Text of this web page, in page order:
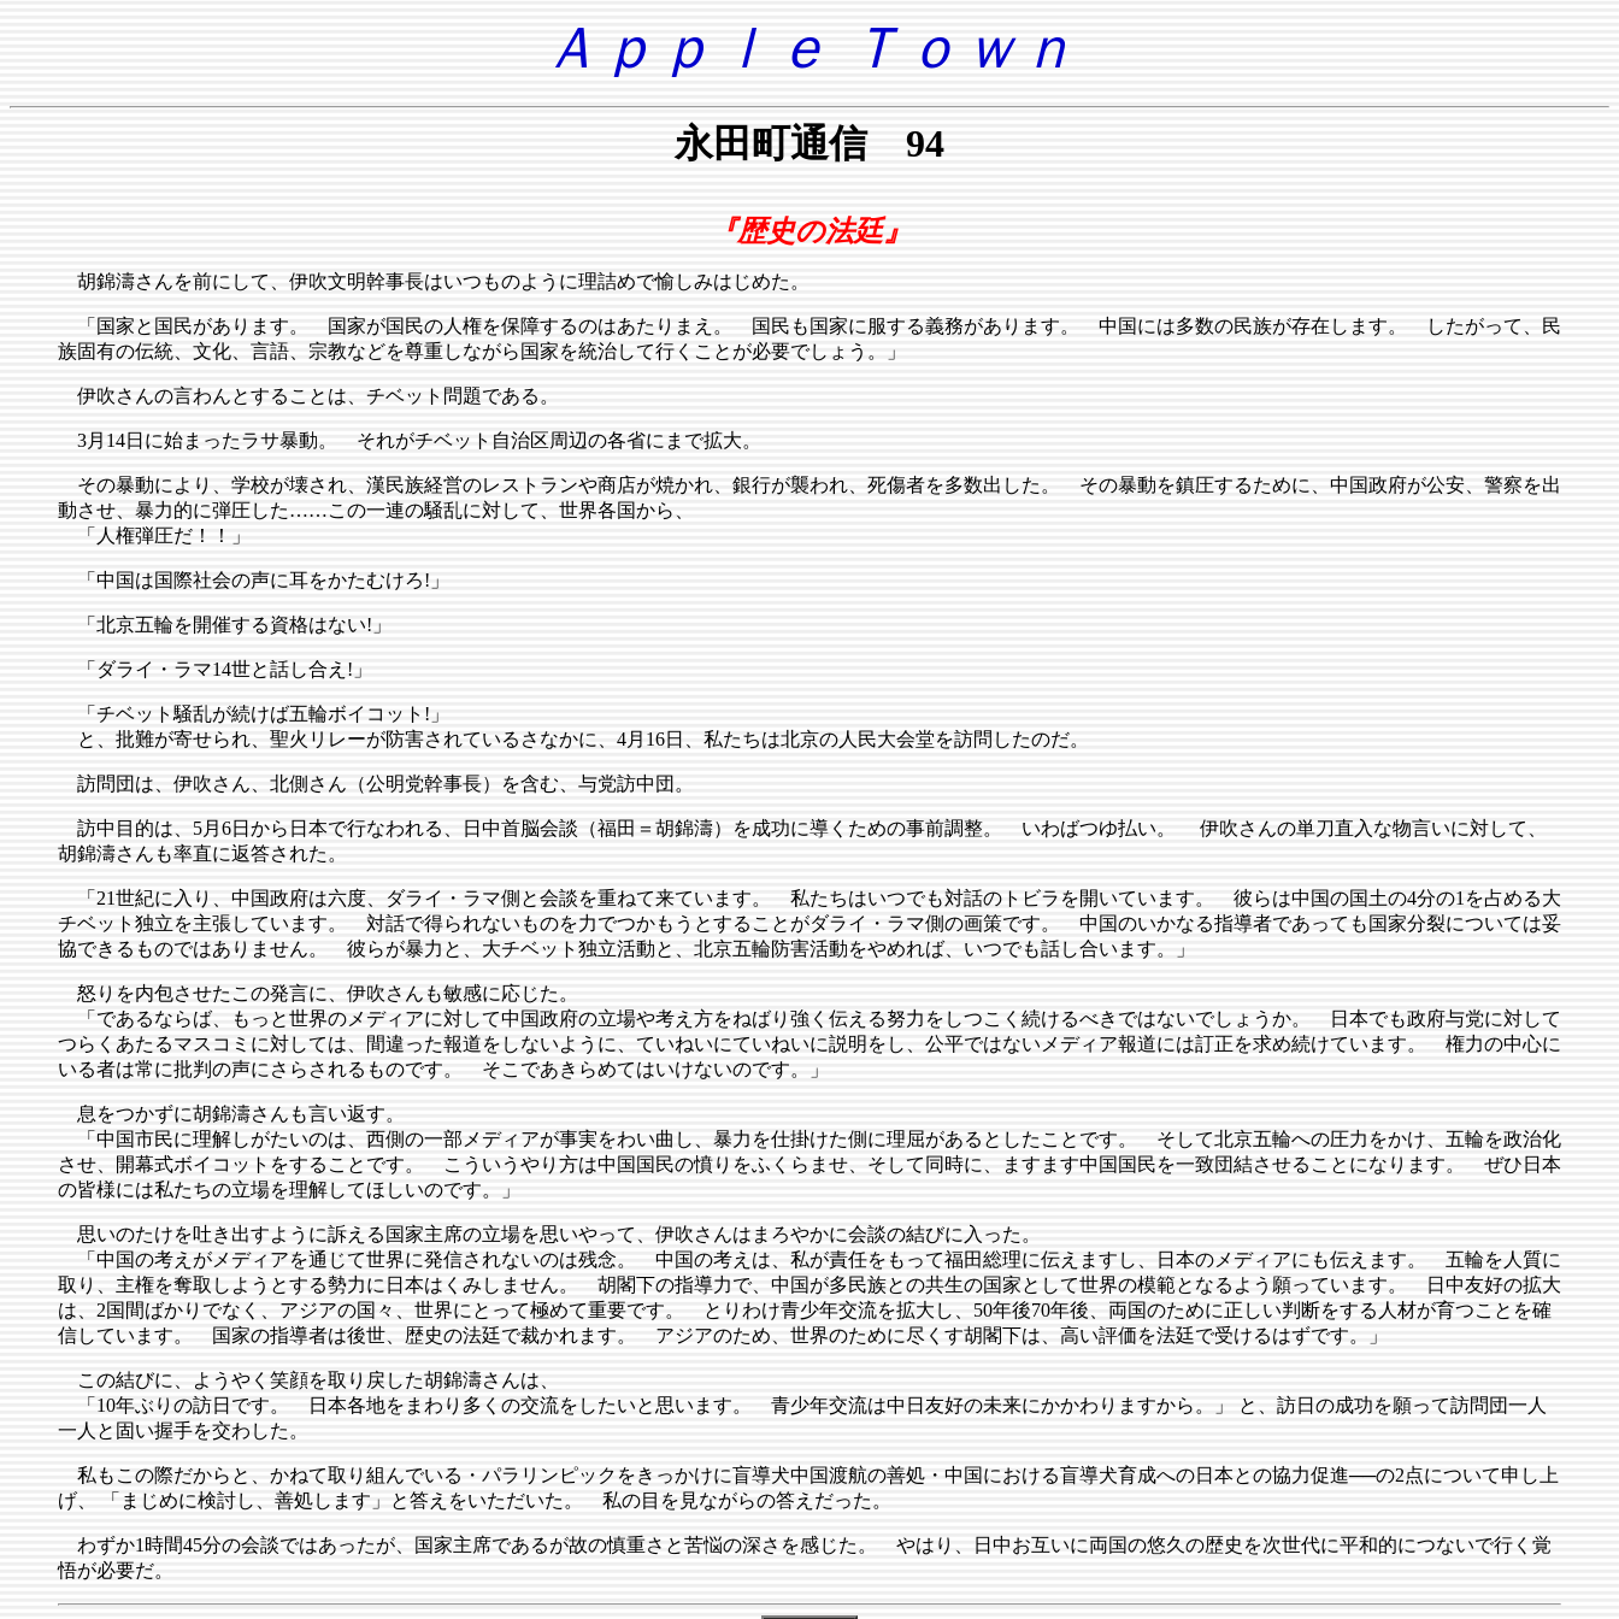
Ａｐｐｌｅ Ｔｏｗｎ
永田町通信 94
『歴史の法廷』
胡錦濤さんを前にして、伊吹文明幹事長はいつものように理詰めで愉しみはじめた。
「国家と国民があります。 国家が国民の人権を保障するのはあたりまえ。 国民も国家に服する義務があります。 中国には多数の民族が存在します。 したがって、民
族固有の伝統、文化、言語、宗教などを尊重しながら国家を統治して行くことが必要でしょう。」
伊吹さんの言わんとすることは、チベット問題である。
3月14日に始まったラサ暴動。 それがチベット自治区周辺の各省にまで拡大。
その暴動により、学校が壊され、漢民族経営のレストランや商店が焼かれ、銀行が襲われ、死傷者を多数出した。 その暴動を鎮圧するために、中国政府が公安、警察を出
動させ、暴力的に弾圧した……この一連の騒乱に対して、世界各国から、
「人権弾圧だ！！」
「中国は国際社会の声に耳をかたむけろ!」
「北京五輪を開催する資格はない!」
「ダライ・ラマ14世と話し合え!」
「チベット騒乱が続けば五輪ボイコット!」
と、批難が寄せられ、聖火リレーが防害されているさなかに、4月16日、私たちは北京の人民大会堂を訪問したのだ。
訪問団は、伊吹さん、北側さん（公明党幹事長）を含む、与党訪中団。
訪中目的は、5月6日から日本で行なわれる、日中首脳会談（福田＝胡錦濤）を成功に導くための事前調整。 いわばつゆ払い。 伊吹さんの単刀直入な物言いに対して、
胡錦濤さんも率直に返答された。
「21世紀に入り、中国政府は六度、ダライ・ラマ側と会談を重ねて来ています。 私たちはいつでも対話のトビラを開いています。 彼らは中国の国土の4分の1を占める大
チベット独立を主張しています。 対話で得られないものを力でつかもうとすることがダライ・ラマ側の画策です。 中国のいかなる指導者であっても国家分裂については妥
協できるものではありません。 彼らが暴力と、大チベット独立活動と、北京五輪防害活動をやめれば、いつでも話し合います。」
怒りを内包させたこの発言に、伊吹さんも敏感に応じた。
「であるならば、もっと世界のメディアに対して中国政府の立場や考え方をねばり強く伝える努力をしつこく続けるべきではないでしょうか。 日本でも政府与党に対して
つらくあたるマスコミに対しては、間違った報道をしないように、ていねいにていねいに説明をし、公平ではないメディア報道には訂正を求め続けています。 権力の中心に
いる者は常に批判の声にさらされるものです。 そこであきらめてはいけないのです。」
息をつかずに胡錦濤さんも言い返す。
「中国市民に理解しがたいのは、西側の一部メディアが事実をわい曲し、暴力を仕掛けた側に理屈があるとしたことです。 そして北京五輪への圧力をかけ、五輪を政治化
させ、開幕式ボイコットをすることです。 こういうやり方は中国国民の憤りをふくらませ、そして同時に、ますます中国国民を一致団結させることになります。 ぜひ日本
の皆様には私たちの立場を理解してほしいのです。」
思いのたけを吐き出すように訴える国家主席の立場を思いやって、伊吹さんはまろやかに会談の結びに入った。
「中国の考えがメディアを通じて世界に発信されないのは残念。 中国の考えは、私が責任をもって福田総理に伝えますし、日本のメディアにも伝えます。 五輪を人質に
取り、主権を奪取しようとする勢力に日本はくみしません。 胡閣下の指導力で、中国が多民族との共生の国家として世界の模範となるよう願っています。 日中友好の拡大
は、2国間ばかりでなく、アジアの国々、世界にとって極めて重要です。 とりわけ青少年交流を拡大し、50年後70年後、両国のために正しい判断をする人材が育つことを確
信しています。 国家の指導者は後世、歴史の法廷で裁かれます。 アジアのため、世界のために尽くす胡閣下は、高い評価を法廷で受けるはずです。」
この結びに、ようやく笑顔を取り戻した胡錦濤さんは、
「10年ぶりの訪日です。 日本各地をまわり多くの交流をしたいと思います。 青少年交流は中日友好の未来にかかわりますから。」 と、訪日の成功を願って訪問団一人
一人と固い握手を交わした。
私もこの際だからと、かねて取り組んでいる・パラリンピックをきっかけに盲導犬中国渡航の善処・中国における盲導犬育成への日本との協力促進──の2点について申し上
げ、 「まじめに検討し、善処します」と答えをいただいた。 私の目を見ながらの答えだった。
わずか1時間45分の会談ではあったが、国家主席であるが故の慎重さと苦悩の深さを感じた。 やはり、日中お互いに両国の悠久の歴史を次世代に平和的につないで行く覚
悟が必要だ。